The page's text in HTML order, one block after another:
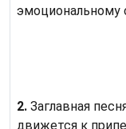
эмоциональному
2. Заглавная
движется к